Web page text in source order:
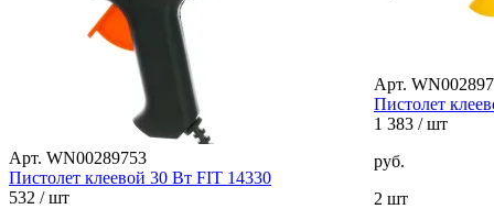
Арт. WN00289753
Пистолет клеевой 30 Вт FIT 14330
532 / шт
Арт.
Пистолет
1 383 / шт
руб.
2 шт